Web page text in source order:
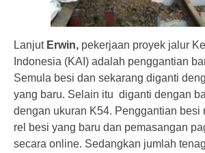
Lanjut Erwin, pekerjaan proyek jalur
Indonesia (KAI) adalah penggantian
Semula besi dan sekarang diganti
yang baru. Selain itu diganti dengan
dengan ukuran K54. Penggantian besi
rel besi yang baru dan pemasangan
secara online. Sedangkan jumlah